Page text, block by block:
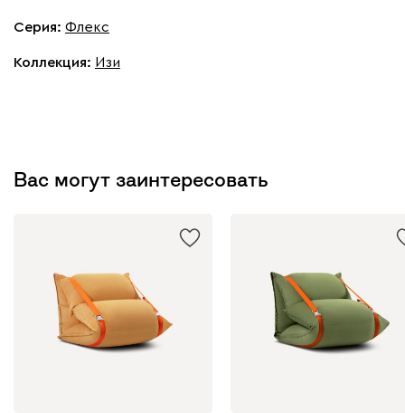
Серия: Флекс
Коллекция: Изи
Вас могут заинтересовать